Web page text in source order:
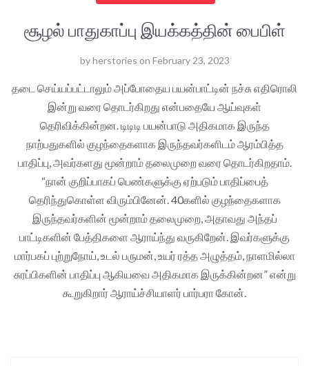
சூழல் பாதுகாப்பு இயக்கத்தின் பைபிள்
byherstories on February 23, 2023
தடை செய்யப்பட்டாலும் அப்போதைய பயன்பாட்டின் நச்சு எதிரொலி
இன்று வரை தொடர்கிறது என்பதையே ஆய்வுகள்
தெரிவிக்கின்றன. டிடிடி பயன்பாடு அதிகமாக இருந்த
நாற்பதுகளில் குழந்தைகளாக இருந்தவர்களிடம் ஆரம்பித்த
பாதிப்பு, அவர்களது மூன்றாம் தலைமுறை வரை தொடர்கிறதாம்.
“நான் குறிப்பாகப் பெண்களுக்கு ஏற்படும் பாதிப்பைத்
தெரிந்துகொள்ள விரும்பினேன். 40களில் குழந்தைகளாக
இருந்தவர்களின் மூன்றாம் தலைமுறை, அதாவது அந்தப்
பாட்டிகளின் பேத்திகளை ஆராய்ந்து வருகிறேன். இவர்களுக்கு
மார்பகப் புற்றுநோய், உடல் பருமன், உயர் ரத்த அழுத்தம், நாளமில்லா
சுரப்பிகளின் பாதிப்பு ஆகியவை அதிகமாக இருக்கின்றன” என்று
கூறுகிறார் ஆராய்ச்சியாளர் பார்பரா கோன்.